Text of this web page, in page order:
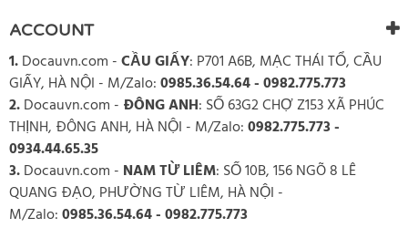
ACCOUNT
1.Docauvn.com -CẦU GIẤY: P701 A6B, MẠC THÁI TỔ, CẦU
GIẤY, HÀ NỘI - M/Zalo:0985.36.54.64 - 0982.775.773
2.Docauvn.com - ĐÔNG ANH: SỐ 63G2 CHỢ Z153 XÃ PHÚC
THỊNH, ĐÔNG ANH, HÀ NỘI - M/Zalo:0982.775.773 -
0934.44.65.35
3.Docauvn.com - NAM TỪ LIÊM: SỐ 10B, 156 NGÕ 8 LÊ
QUANG ĐẠO, PHƯỜNG TỪ LIÊM, HÀ NỘI -
M/Zalo:0985.36.54.64 - 0982.775.773